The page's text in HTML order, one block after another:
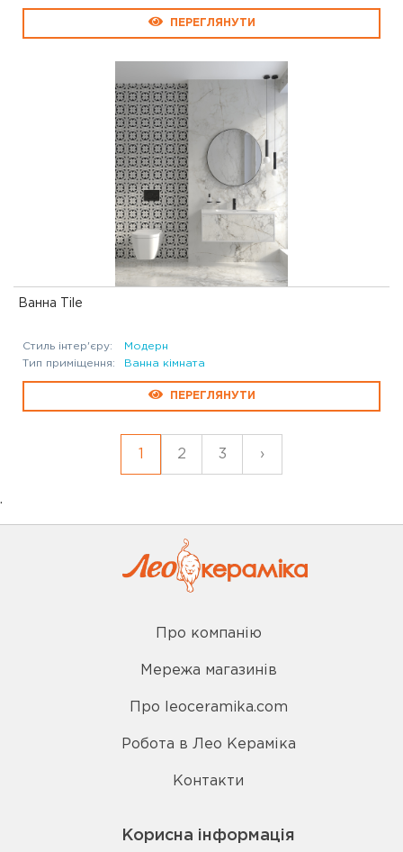
ПЕРЕГЛЯНУТИ
Ванна Tile
Стиль інтер'єру:
Модерн
Тип приміщення:
Ванна кімната
ПЕРЕГЛЯНУТИ
2 3 ›
.
Про компанію
Мережа магазинів
Про leoceramika.com
Робота в Лео Кераміка
Контакти
Корисна інформація